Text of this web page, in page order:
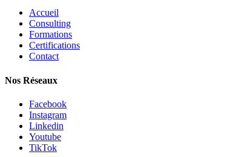
Accueil
Consulting
Formations
Certifications
Contact
Nos Réseaux
Facebook
Instagram
Linkedin
Youtube
TikTok